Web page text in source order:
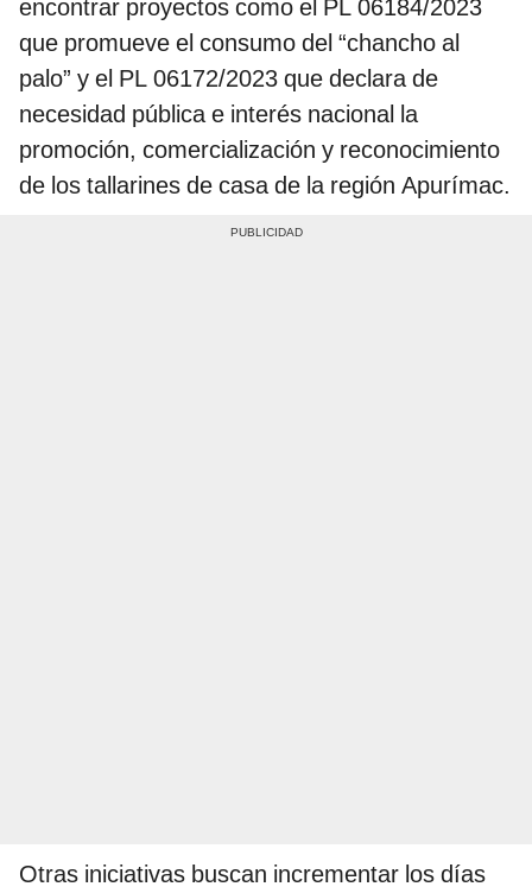
encontrar proyectos como el PL 06184/2023
que promueve el consumo del “chancho al
palo” y el PL 06172/2023 que declara de
necesidad pública e interés nacional la
promoción, comercialización y reconocimiento
de los tallarines de casa de la región Apurímac.
Otras iniciativas buscan incrementar los días